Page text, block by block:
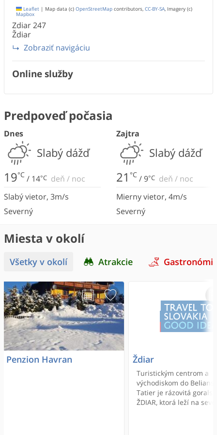
Leaflet | Map data (c) OpenStreetMap contributors, CC-BY-SA, Imagery (c)
Mapbox
Zdiar247
Ždiar
Zobraziť navigáciu
Online služby
Predpoveď počasia
Dnes
Slabý dážď
19°C / 14°C deň / noc
Slabý vietor, 3m/s
Severný
Zajtra
Slabý dážď
21 °C / 9°C deň / noc
Mierny vietor, 4m/s
Severný
Miesta v okolí
Všetky v okolí Atrakcie
Penzion Havran Ždiar
Turistickým centrom a
východiskom do
Tatier je rázovitá
ŽDIAR, ktorá leží na